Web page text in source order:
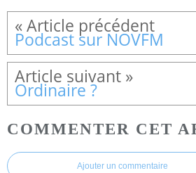
Podcast sur NOVFM
Ordinaire ?
COMMENTER CET
Ajouter un commentaire